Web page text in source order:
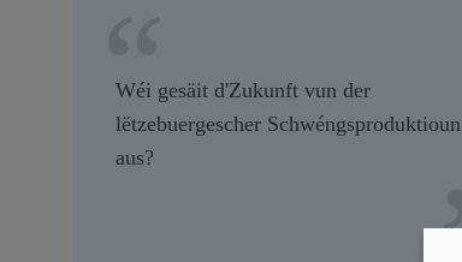
Wéi gesäit d'Zukunft vun der
lëtzebuergescher Schwéngsproduktioun
aus?